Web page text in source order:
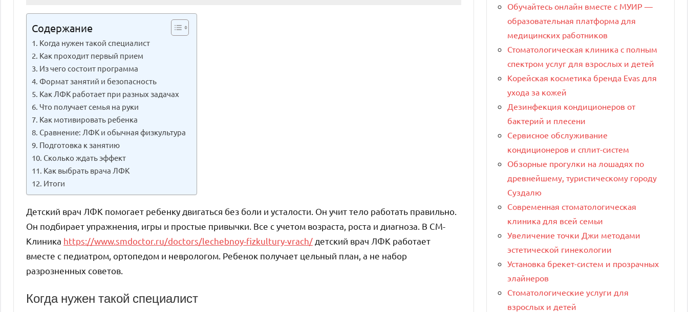
Содержание
Когда нужен такой специалист
Как проходит первый прием
Из чего состоит программа
Формат занятий и безопасность
Как ЛФК работает при разных задачах
Что получает семья на руки
Как мотивировать ребенка
Сравнение: ЛФК и обычная физкультура
Подготовка к занятию
Сколько ждать эффект
Как выбрать врача ЛФК
Итоги
Детский врач ЛФК помогает ребенку двигаться без боли и усталости. Он учит тело работать правильно.
Он подбирает упражнения, игры и простые привычки. Все с учетом возраста, роста и диагноза. В СМ-
Клиника https://www.smdoctor.ru/doctors/lechebnoy-fizkultury-vrach/ детский врач ЛФК работает
вместе с педиатром, ортопедом и неврологом. Ребенок получает цельный план, а не набор
разрозненных советов.
Когда нужен такой специалист
Обучайтесь онлайн вместе с МУИР —
образовательная платформа для
медицинских работников
Стоматологическая клиника с полным
спектром услуг для взрослых и детей
Корейская косметика бренда Evas для
ухода за кожей
Дезинфекция кондиционеров от
бактерий и плесени
Сервисное обслуживание
кондиционеров и сплит-систем
Обзорные прогулки на лошадях по
древнейшему, туристическому городу
Суздалю
Современная стоматологическая
клиника для всей семьи
Увеличение точки Джи методами
эстетической гинекологии
Установка брекет-систем и прозрачных
элайнеров
Стоматологические услуги для
взрослых и детей